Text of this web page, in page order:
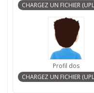
Profil dos